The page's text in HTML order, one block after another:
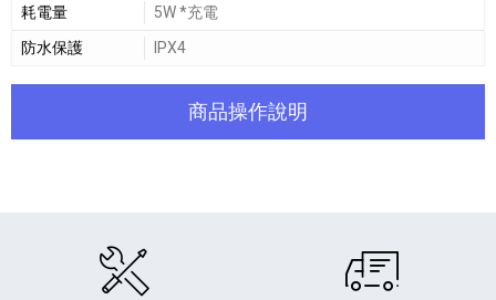
耗電量
5W *充電
防水保護
IPX4
商品操作說明